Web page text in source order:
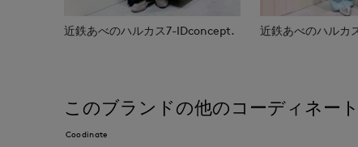
近鉄あべのハルカス7-IDconcept. 近鉄あべのハルカ
このブランドの他のコーディネート
Coodinate